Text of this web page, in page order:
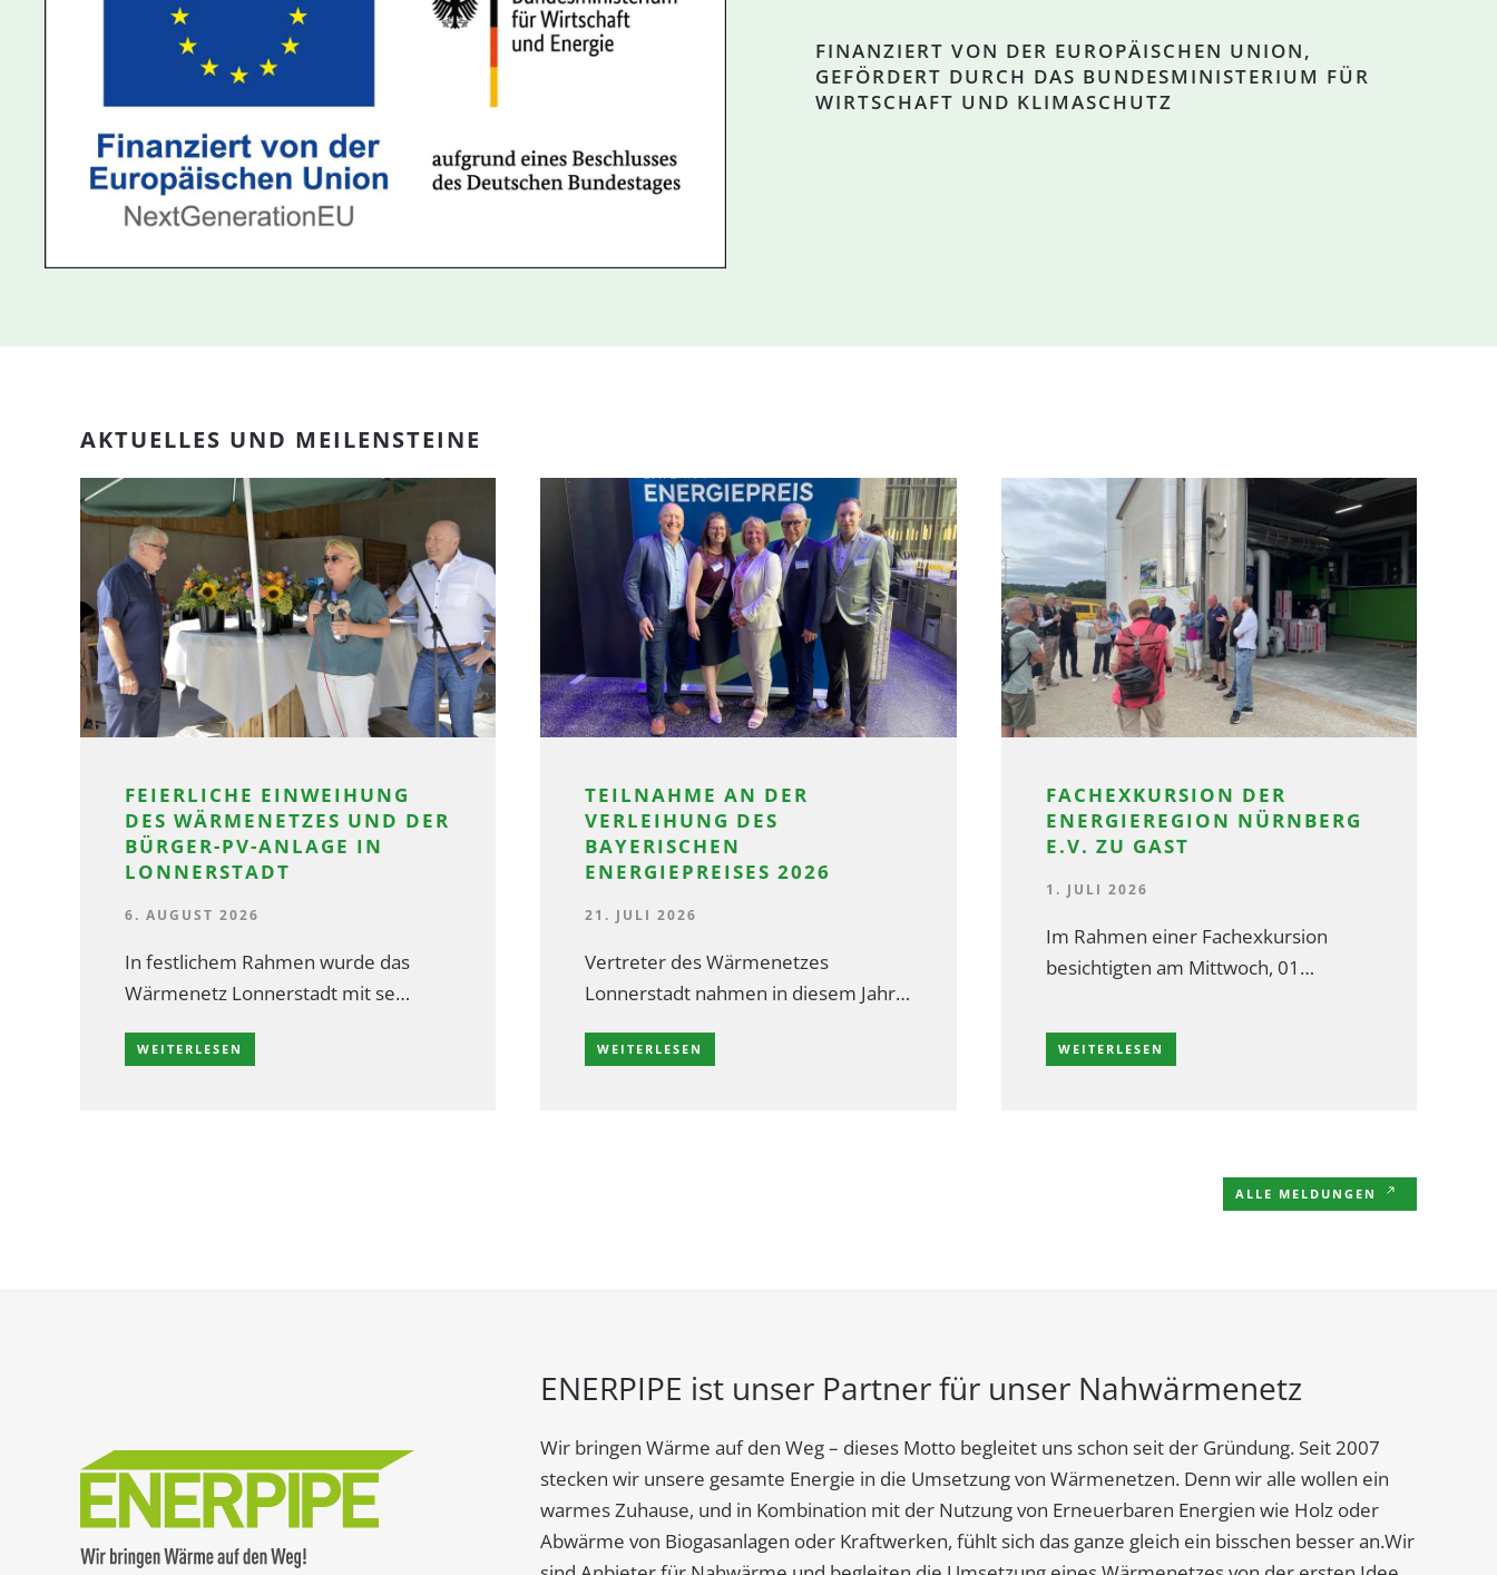
FINANZIERT VON DER EUROPÄISCHEN UNION,
GEFÖRDERT DURCH DAS BUNDESMINISTERIUM FÜR
WIRTSCHAFT UND KLIMASCHUTZ
AKTUELLES UND MEILENSTEINE
FEIERLICHE EINWEIHUNG
DES WÄRMENETZES UND DER
BÜRGER-PV-ANLAGE IN
LONNERSTADT
6. AUGUST 2026
In festlichem Rahmen wurde das
Wärmenetz Lonnerstadt mit se…
WEITERLESEN
TEILNAHME AN DER
VERLEIHUNG DES
BAYERISCHEN
ENERGIEPREISES 2026
21. JULI 2026
Vertreter des Wärmenetzes
Lonnerstadt nahmen in diesem Jahr…
WEITERLESEN
FACHEXKURSION DER
ENERGIEREGION NÜRNBERG
E.V. ZU GAST
1. JULI 2026
Im Rahmen einer Fachexkursion
besichtigten am Mittwoch, 01…
WEITERLESEN
ALLE MELDUNGEN
ENERPIPE ist unser Partner für unser Nahwärmenetz
Wir bringen Wärme auf den Weg – dieses Motto begleitet uns schon seit der Gründung. Seit 2007
stecken wir unsere gesamte Energie in die Umsetzung von Wärmenetzen. Denn wir alle wollen ein
warmes Zuhause, und in Kombination mit der Nutzung von Erneuerbaren Energien wie Holz oder
Abwärme von Biogasanlagen oder Kraftwerken, fühlt sich das ganze gleich ein bisschen besser an.Wir